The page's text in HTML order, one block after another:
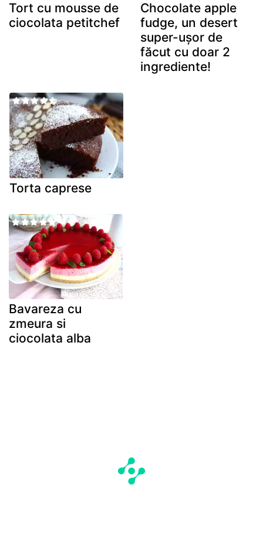
Tort cu mousse de
ciocolata petitchef
Chocolate apple
fudge, un desert
super-ușor de
făcut cu doar 2
ingrediente!
Torta caprese
Bavareza cu
zmeura si
ciocolata alba